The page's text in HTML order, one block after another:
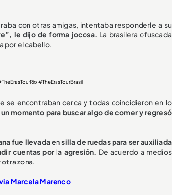
con otras amigas, intentaba responderle a su
le dijo de forma jocosa. La brasilera ofuscada
por el cabello.
#TheErasTourBrasil
se encontraban cerca y todas coincidieron en lo
momento para buscar algo de comer y regresó
fue llevada en silla de ruedas para ser auxiliada
cuentas por la agresión. De acuerdo a medios
zona.
Marcela Marenco